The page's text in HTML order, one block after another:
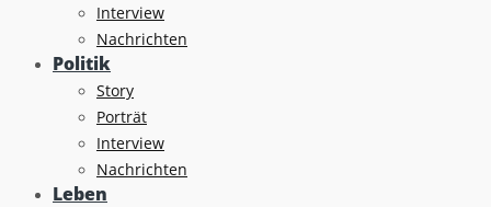
Interview
Nachrichten
Politik
Story
Porträt
Interview
Nachrichten
Leben